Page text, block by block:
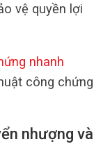
vệ quyền lợi
nhanh
công chứng
nhượng và